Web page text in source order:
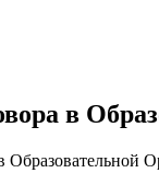
в
Образовательной